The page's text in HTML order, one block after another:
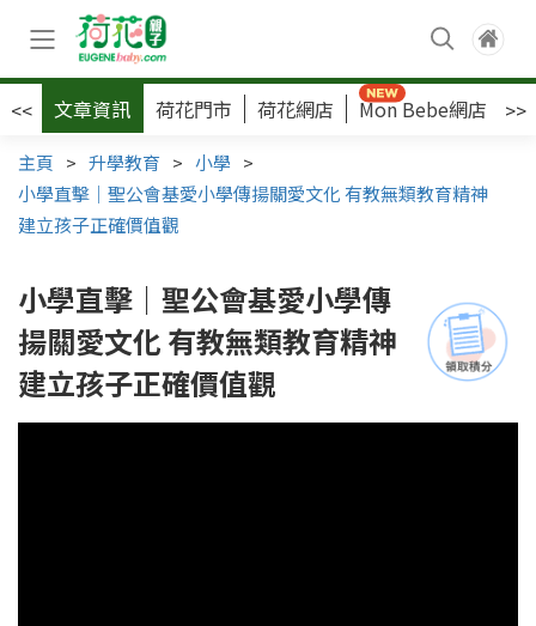
<< 文章資訊 荷花門市 荷花網店 Mon Bebe網店 >>
主頁 > 升學教育 > 小學 >
小學直擊｜聖公會基愛小學傳揚關愛文化 有教無類教育精神
建立孩子正確價值觀
小學直擊｜聖公會基愛小學傳
揚關愛文化 有教無類教育精神
建立孩子正確價值觀